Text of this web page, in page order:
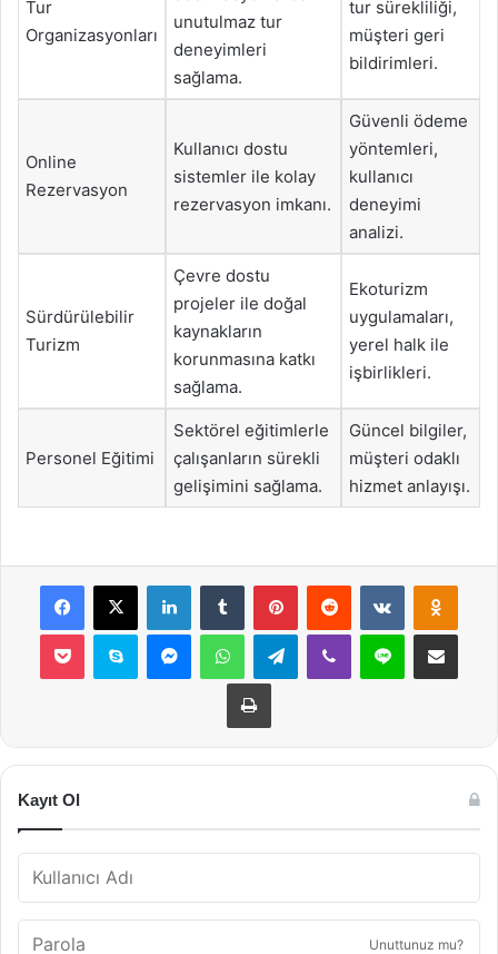
Tur
Organizasyonları
unutulmaz tur
deneyimleri
sağlama.
tur sürekliliği,
müşteri geri
bildirimleri.
Online
Rezervasyon
Kullanıcı dostu
sistemler ile kolay
rezervasyon imkanı.
Güvenli ödeme
yöntemleri,
kullanıcı
deneyimi
analizi.
Sürdürülebilir
Turizm
Çevre dostu
projeler ile doğal
kaynakların
korunmasına katkı
sağlama.
Ekoturizm
uygulamaları,
yerel halk ile
işbirlikleri.
Personel Eğitimi
Sektörel eğitimlerle
çalışanların sürekli
gelişimini sağlama.
Güncel bilgiler,
müşteri odaklı
hizmet anlayışı.
Facebook
X LinkedInTumblr PinterestReddit VKontakte
Pocket Skype MessengerWhatsAppTelegramViber Line E-Posta ile
Yazdır
Kayıt Ol
Unuttunuz mu?